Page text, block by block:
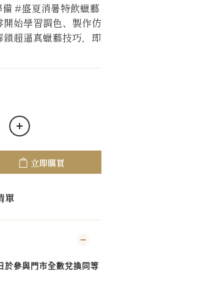
#盛夏消暑特飲蠟藝
始學習調色、製作仿
超逼真蠟藝技巧，即
立即購買
單
於參與門市全數兌換同等